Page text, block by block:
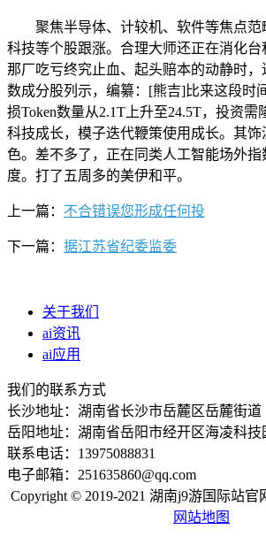
聚焦半导体、计较机、软件等焦点范
科技等个股跟涨。合理大师还正在消化
那厂吃亏终究止血、起头赔本的动静时
数成分股列示，编纂：[熊吉]比来这段时
损Token数量从2.1T上升至24.5T，投资需
科技成长，模子迭代鞭策使用成长。其饰
色。差不多了，正在同类人工智能场外
度。打了五周多的美伊和平。
上一篇： 不合错误您形成任何投
下一篇： 据江苏省纪委监委
关于我们
ai资讯
ai应用
我们的联系方式
长沙地址：湖南省长沙市岳麓区岳麓街道
岳阳地址：湖南省岳阳市经开区海凌科技
联系电话：13975088831
电子邮箱：251635860@qq.com
Copyright © 2019-2021 湖南j9游国际站官
网站地图